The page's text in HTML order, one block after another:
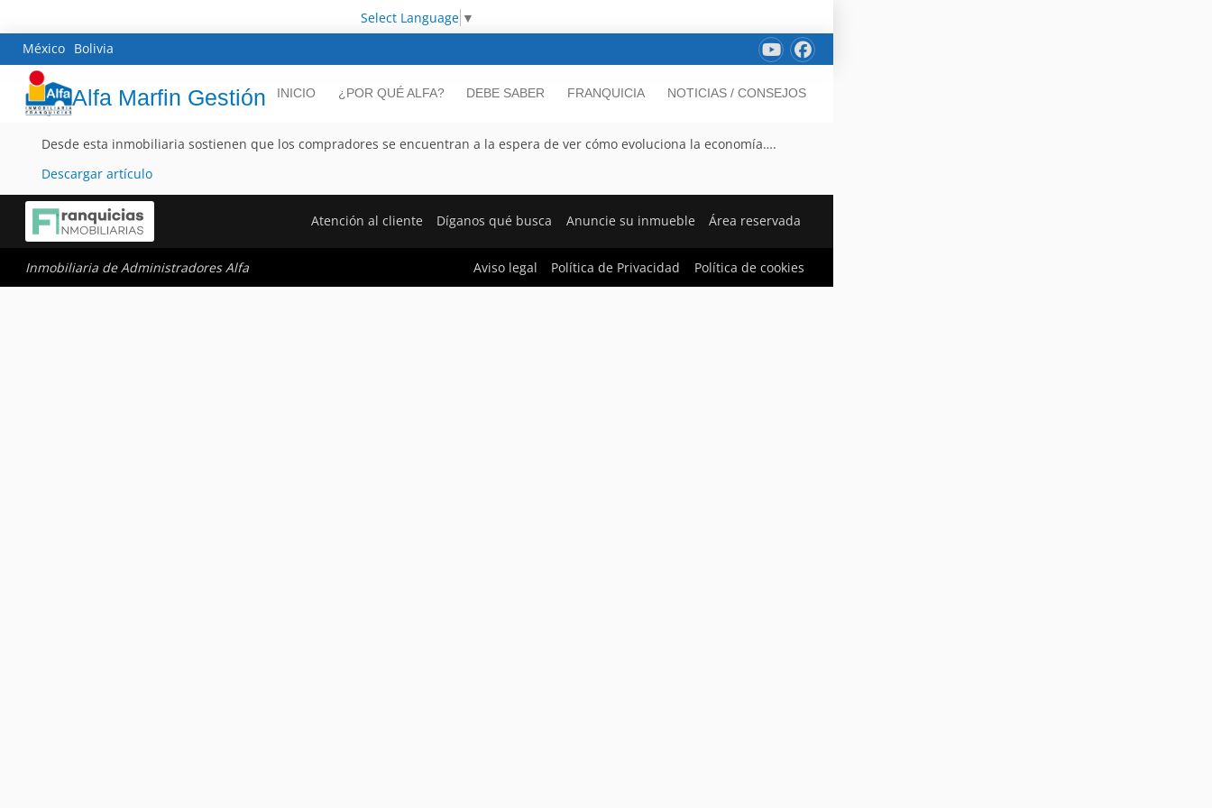
Select Language ▼
México Bolivia
Alfa Marfin Gestión INICIO ¿POR QUÉ ALFA? DEBE SABER FRANQUICIA NOTICIAS / CONSEJOS
Desde esta inmobiliaria sostienen que los compradores se encuentran a la espera de ver cómo evoluciona la economía….
Descargar artículo
Atención al cliente Díganos qué busca Anuncie su inmueble Área reservada
Inmobiliaria de Administradores Alfa Aviso legal Política de Privacidad Política de cookies